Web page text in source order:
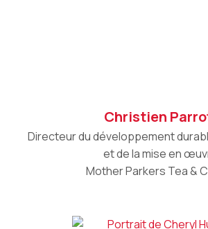
Christien
Directeur du développement
et de la mise en
Mother Parkers Tea &